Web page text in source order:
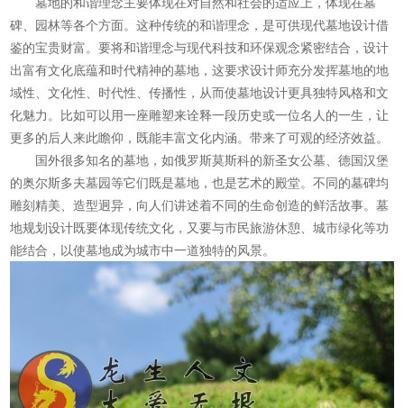
碑、园林等各个方面。这种传统的和谐理念，是可供现代墓地设计借
鉴的宝贵财富。要将和谐理念与现代科技和环保观念紧密结合，设计
出富有文化底蕴和时代精神的墓地，这要求设计师充分发挥墓地的地
域性、文化性、时代性、传播性，从而使墓地设计更具独特风格和文
化魅力。比如可以用一座雕塑来诠释一段历史或一位名人的一生，让
更多的后人来此瞻仰，既能丰富文化内涵。带来了可观的经济效益。
国外很多知名的墓地，如俄罗斯莫斯科的新圣女公墓、德国汉堡
的奥尔斯多夫墓园等它们既是墓地，也是艺术的殿堂。不同的墓碑均
雕刻精美、造型迥异，向人们讲述着不同的生命创造的鲜活故事。墓
地规划设计既要体现传统文化，又要与市民旅游休憩、城市绿化等功
能结合，以使墓地成为城市中一道独特的风景。